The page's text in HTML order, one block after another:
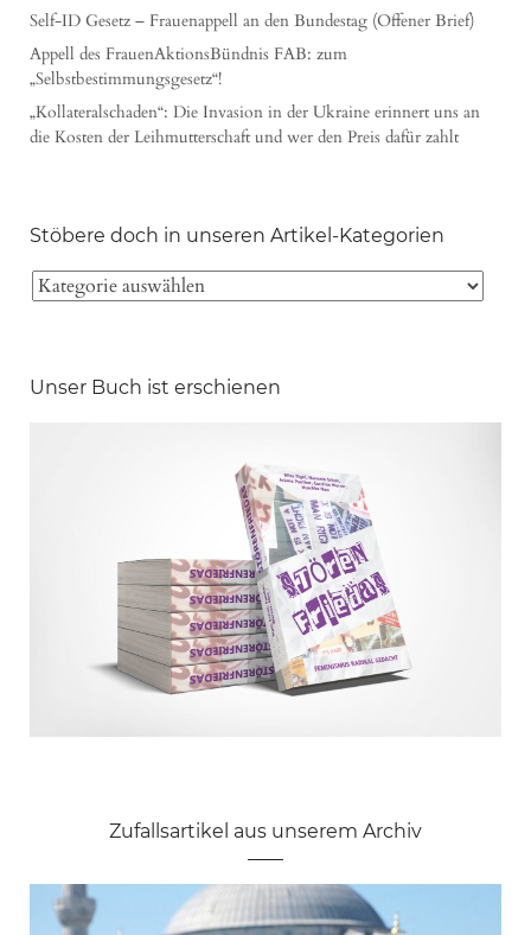
Self-ID Gesetz – Frauenappell an den Bundestag (Offener Brief)
Appell des FrauenAktionsBündnis FAB: zum
„Selbstbestimmungsgesetz“!
„Kollateralschaden“: Die Invasion in der Ukraine erinnert uns an
die Kosten der Leihmutterschaft und wer den Preis dafür zahlt
Stöbere doch in unseren Artikel-Kategorien
Unser Buch ist erschienen
Zufallsartikel aus unserem Archiv
Unser Gentleman der Woche: Gregor
Jammernde Väter